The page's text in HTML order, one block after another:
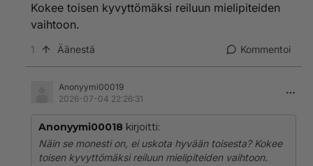
Kokee toisen kyvyttömäksi reiluun mielipiteiden
vaihtoon.
1 Äänestä Kommentoi
Anonyymi00019
2026-07-04 22:26:31
Anonyymi00018 kirjoitti:
Näin se monesti on, ei uskota hyvään toisesta? Kokee
toisen kyvyttömäksi reiluun mielipiteiden vaihtoon.